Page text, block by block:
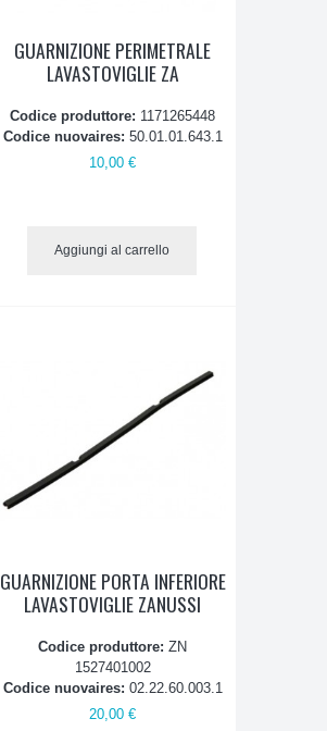
GUARNIZIONE PERIMETRALE
LAVASTOVIGLIE ZA
Codice produttore: 1171265448
Codice nuovaires: 50.01.01.643.1
10,00 €
Aggiungi al carrello
GUARNIZIONE PORTA INFERIORE
LAVASTOVIGLIE ZANUSSI
Codice produttore:ZN
1527401002
Codice nuovaires: 02.22.60.003.1
20,00 €